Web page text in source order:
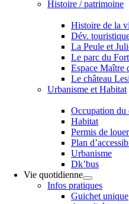
Histoire / patrimoine
Histoire de la
Dév.
La Peule et
Le parc du
Espace Maître
Le château
Urbanisme et Habitat
Occupation du
Habitat
Permis de louer
Plan
Urbanisme
Dk’bus
Vie quotidienne
Infos pratiques
Guichet unique